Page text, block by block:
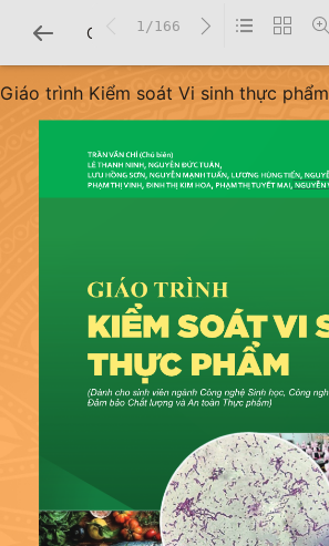
CHI TIẾT SÁCH
Giáo trình Kiểm soát Vi sinh thực phẩm
1/166